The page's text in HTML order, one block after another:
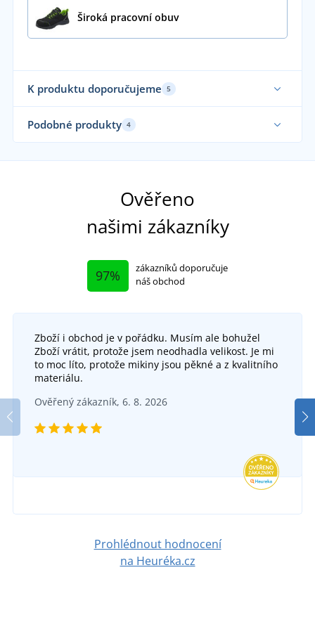
Široká pracovní obuv
K produktu doporučujeme 5
Pracovní polobotky KNITTER S1 ESD 4WIDE
DO 5 DNŮ
Podobné produkty 4
Pracovní obuv CXS ISLAND SABA S1PS ESD
DO 5 DNŮ
Ověřeno
našimi zákazníky
97%
zákazníků doporučuje
náš obchod
Zboží i obchod je v pořádku. Musím ale bohužel
Zboží vrátit, protože jsem neodhadla velikost. Je mi
to moc líto, protože mikiny jsou pěkné a z kvalitního
materiálu.
Ověřený zákazník, 6. 8. 2026
Prohlédnout hodnocení
na Heuréka.cz